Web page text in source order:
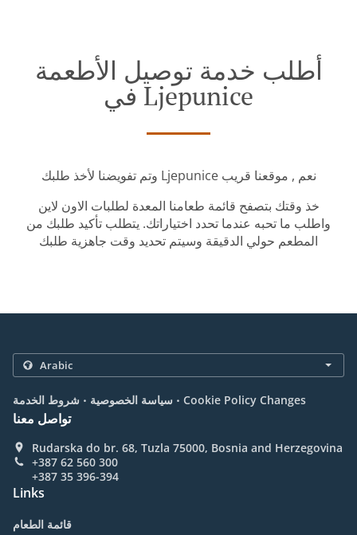
أطلب خدمة توصيل الأطعمة
في Ljepunice
وتم تفويضنا لأخذ طلبك Ljepunice نعم , موقعنا قريب
خذ وقتك بتصفح قائمة طعامنا المعدة لطلبات الاون لاين
واطلب ما تحبه عندما تحدد اختياراتك. يتطلب تأكيد طلبك من
المطعم حولي الدقيقة وسيتم تحديد وقت جاهزية طلبك
سياسة الخصوصية . شروط الخدمة . Cookie Policy Changes
تواصل معنا
Rudarska do br. 68, Tuzla 75000, Bosnia and Herzegovina
+387 62 560 300
+387 35 396-394
Links
قائمة الطعام